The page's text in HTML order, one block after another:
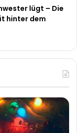
lügt – Die
hinter dem